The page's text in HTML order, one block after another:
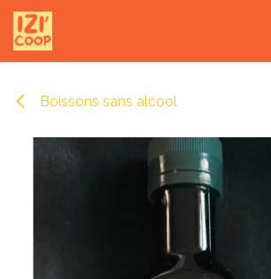
Se rendre au contenu
Boissons sans alcool